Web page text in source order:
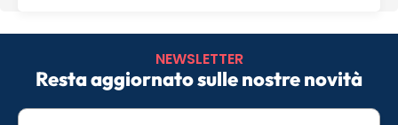
NEWSLETTER
Resta aggiornato sulle nostre novità
E-